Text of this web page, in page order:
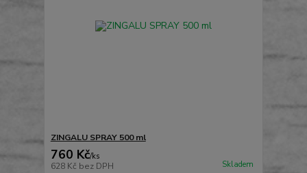
ZINGALU SPRAY 500 ml
760 Kč/ks
628 Kč bez DPH Skladem